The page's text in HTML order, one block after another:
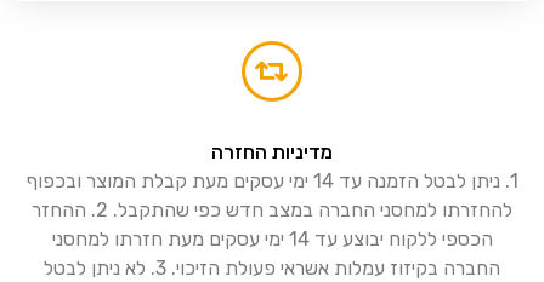
מדיניות החזרה
1. ניתן לבטל הזמנה עד 14 ימי עסקים מעת קבלת המוצר ובכפוף
להחזרתו למחסני החברה במצב חדש כפי שהתקבל. 2. ההחזר
הכספי ללקוח יבוצע עד 14 ימי עסקים מעת חזרתו למחסני
החברה בקיזוז עמלות אשראי פעולת הזיכוי. 3. לא ניתן לבטל